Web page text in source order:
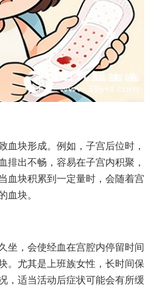
血块形成。例如，子宫后位时，
排出不畅，容易在子宫内积聚，
血块积累到一定量时，会随着宫
血块。
坐，会使经血在宫腔内停留时间
。尤其是上班族女性，长时间保
，适当活动后症状可能会有所缓